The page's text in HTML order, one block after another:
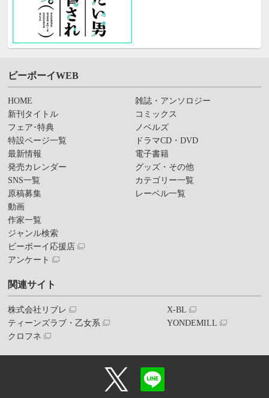
ビーボーイWEB
HOME
新刊タイトル
フェア･特典
特設ページ一覧
最新情報
発売カレンダー
SNS一覧
原稿募集
動画
作家一覧
ジャンル検索
ビーボーイ応援店
アンケート
雑誌・アンソロジー
コミックス
ノベルズ
ドラマCD・DVD
電子書籍
グッズ・その他
カテゴリー一覧
レーベル一覧
関連サイト
株式会社リブレ
ティーンズラブ・乙女系
クロフネ
X-BL
YONDEMILL